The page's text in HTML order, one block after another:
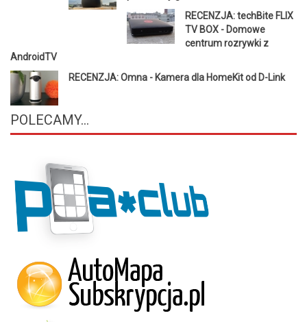
RECENZJA: techBite FLIX
TV BOX - Domowe
centrum rozrywki z
AndroidTV
RECENZJA: Omna - Kamera dla HomeKit od D-Link
POLECAMY...